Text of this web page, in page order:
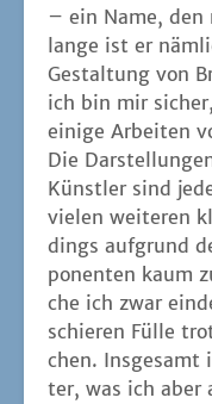
– ein Name, den
lan­ge ist er
Gestal­tung von
ich bin mir
eini­ge Arbei­ten
Die
Künst­ler sind
vie­len wei­te­ren
dings auf­grund
po­nen­ten kaum
che ich zwar
schie­ren Fül­le
chen.
ter, was ich aber